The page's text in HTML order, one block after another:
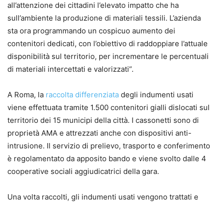
all’attenzione dei cittadini l’elevato impatto che ha
sull’ambiente la produzione di materiali tessili. L’azienda
sta ora programmando un cospicuo aumento dei
contenitori dedicati, con l’obiettivo di raddoppiare l’attuale
disponibilità sul territorio, per incrementare le percentuali
di materiali intercettati e valorizzati”.
A Roma, la raccolta differenziata degli indumenti usati
viene effettuata tramite 1.500 contenitori gialli dislocati sul
territorio dei 15 municipi della città. I cassonetti sono di
proprietà AMA e attrezzati anche con dispositivi anti-
intrusione. Il servizio di prelievo, trasporto e conferimento
è regolamentato da apposito bando e viene svolto dalle 4
cooperative sociali aggiudicatrici della gara.
Una volta raccolti, gli indumenti usati vengono trattati e